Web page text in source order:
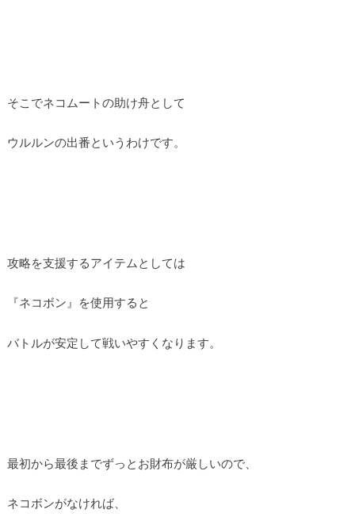
そこでネコムートの助け舟として
ウルルンの出番というわけです。
攻略を支援するアイテムとしては
『ネコボン』を使用すると
バトルが安定して戦いやすくなります。
最初から最後までずっとお財布が厳しいので、
ネコボンがなければ、